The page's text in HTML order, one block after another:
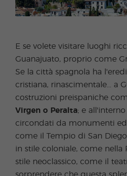
E se volete visitare luoghi
Guanajuato, proprio come
Se la città spagnola ha
cristiana, rinascimentale... a
costruzioni preispaniche
Virgen o Peralta; e
circondati da monumenti
come il Tempio di San Diego
in stile coloniale, come nella
stile neoclassico, come il
sorprendere che questa